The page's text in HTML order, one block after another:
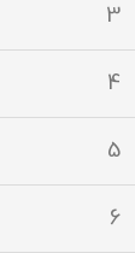
3
4
5
6